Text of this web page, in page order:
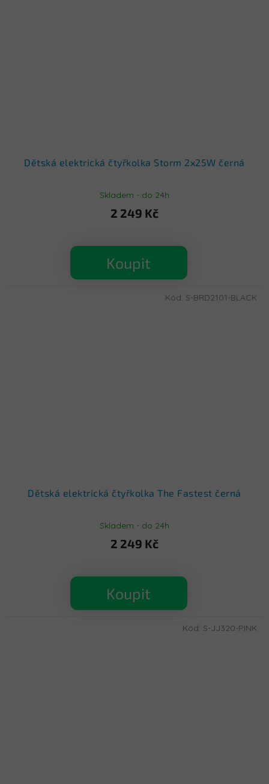
Dětská elektrická čtyřkolka Storm 2x25W černá
Skladem - do 24h
2 249 Kč
Koupit
Dětská elektrická čtyřkolka The Fastest černá
Skladem - do 24h
2 249 Kč
Koupit
Kód: S-BRD2101-BLACK
Kód: S-JJ320-PINK